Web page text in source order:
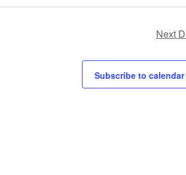
Next
Subscribe to calendar